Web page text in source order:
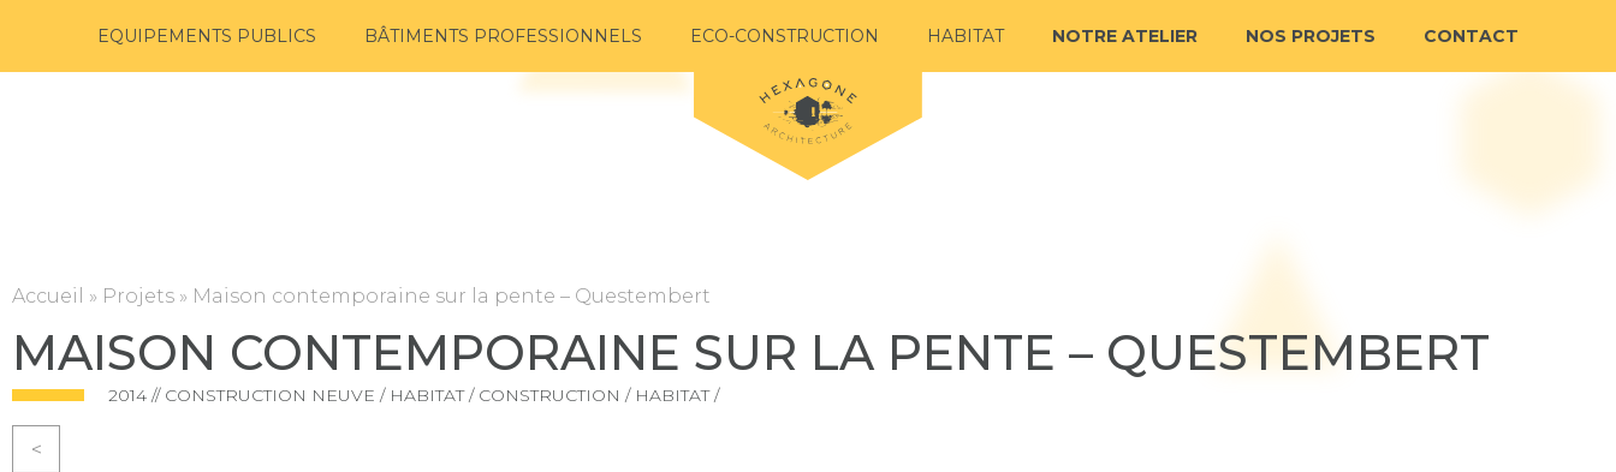
EQUIPEMENTS PUBLICS BÂTIMENTS PROFESSIONNELS ECO-CONSTRUCTION HABITAT NOTRE ATELIER NOS PROJETS CONTACT
Accueil » Projets » Maison contemporaine sur la pente – Questembert
MAISON CONTEMPORAINE SUR LA PENTE – QUESTEMBERT
2014 // CONSTRUCTION NEUVE / HABITAT / CONSTRUCTION / HABITAT /
<